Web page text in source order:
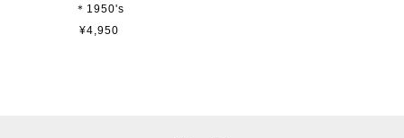
＊1950's
¥4,950